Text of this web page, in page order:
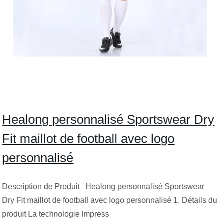
Healong personnalisé Sportswear Dry
Fit maillot de football avec logo
personnalisé
Description de Produit Healong personnalisé Sportswear
Dry Fit maillot de football avec logo personnalisé 1. Détails du
produit La technologie Impress